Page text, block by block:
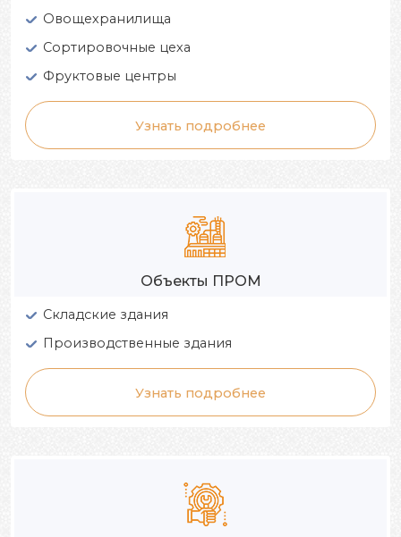
Овощехранилища
Сортировочные цеха
Фруктовые центры
Узнать подробнее
Объекты ПРОМ
Складские здания
Производственные здания
Узнать подробнее